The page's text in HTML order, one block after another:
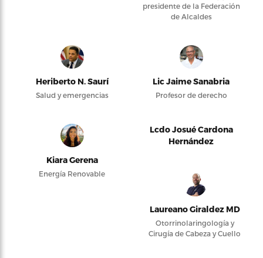
presidente de la Federación
de Alcaldes
Heriberto N. Saurí
Salud y emergencias
Lic Jaime Sanabria
Profesor de derecho
Kiara Gerena
Energía Renovable
Lcdo Josué Cardona
Hernández
Laureano Giraldez MD
Otorrinolaringología y
Cirugía de Cabeza y Cuello